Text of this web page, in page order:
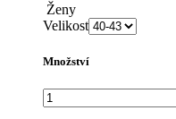
Ženy
Velikost
Množství